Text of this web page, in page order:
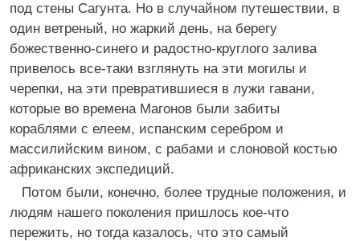
под стены Сагунта. Но в случайном путешествии, в
один ветреный, но жаркий день, на берегу
божественно-синего и радостно-круглого залива
привелось все-таки взглянуть на эти могилы и
черепки, на эти превратившиеся в лужи гавани,
которые во времена Магонов были забиты
кораблями с елеем, испанским серебром и
массилийским вином, с рабами и слоновой костью
африканских экспедиций.
Потом были, конечно, более трудные положения, и
людям нашего поколения пришлось кое-что
пережить, но тогда казалось, что это самый